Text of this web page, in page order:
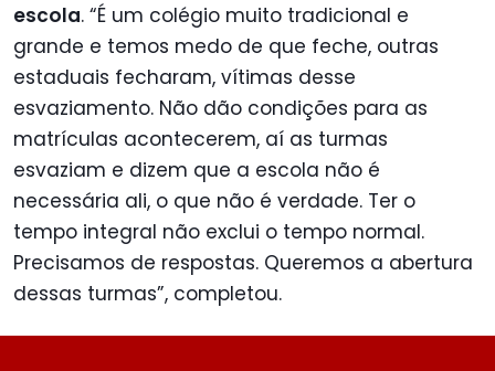
escola. “É um colégio muito tradicional e
grande e temos medo de que feche, outras
estaduais fecharam, vítimas desse
esvaziamento. Não dão condições para as
matrículas acontecerem, aí as turmas
esvaziam e dizem que a escola não é
necessária ali, o que não é verdade. Ter o
tempo integral não exclui o tempo normal.
Precisamos de respostas. Queremos a abertura
dessas turmas”, completou.